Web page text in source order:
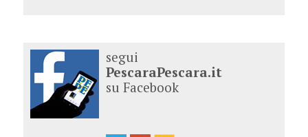
segui
PescaraPescara.it
su Facebook